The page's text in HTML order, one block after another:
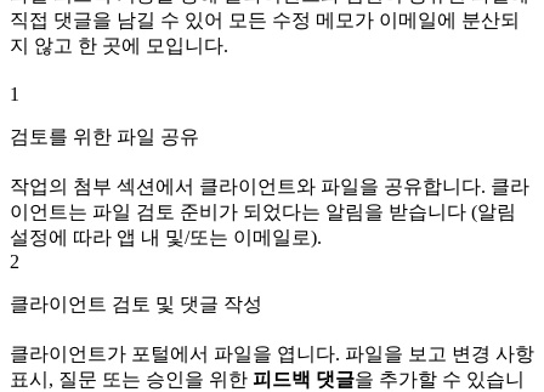
직접 댓글을 남길 수 있어 모든 수정 메모가 이메일에 분산되
지 않고 한 곳에 모입니다.
1
검토를 위한 파일 공유
작업의 첨부 섹션에서 클라이언트와 파일을 공유합니다. 클라
이언트는 파일 검토 준비가 되었다는 알림을 받습니다 (알림
설정에 따라 앱 내 및/또는 이메일로).
2
클라이언트 검토 및 댓글 작성
클라이언트가 포털에서 파일을 엽니다. 파일을 보고 변경 사항
표시, 질문 또는 승인을 위한 피드백 댓글을 추가할 수 있습니